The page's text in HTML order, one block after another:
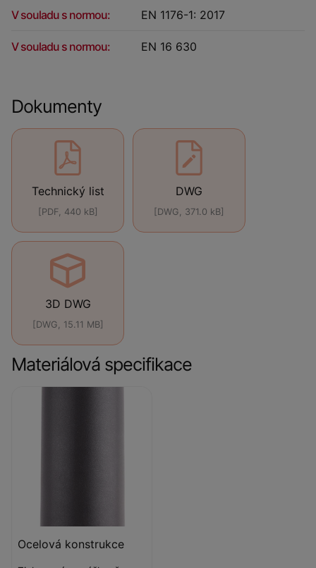
V souladu s normou: EN 1176-1: 2017
V souladu s normou: EN 16 630
Dokumenty
Technický list
[PDF, 440 kB]
DWG
[DWG, 371.0 kB]
3D DWG
[DWG, 15.11 MB]
Materiálová specifikace
Ocelová konstrukce